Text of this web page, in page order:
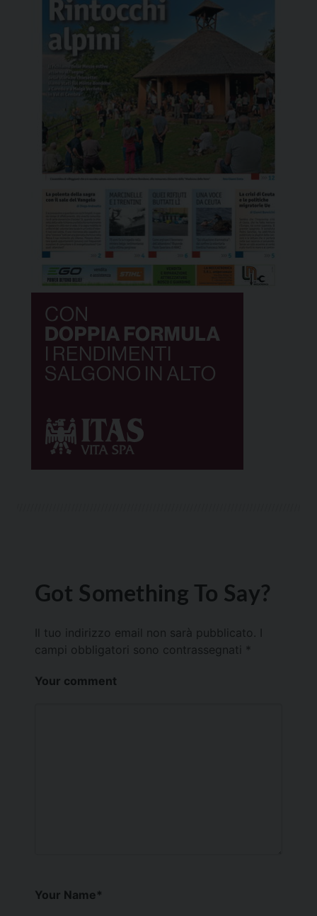
Got Something To Say?
Il tuo indirizzo email non sarà pubblicato.
campi obbligatori sono contrassegnati *
Your comment
Your Name*